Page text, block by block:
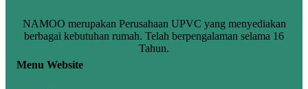
NAMOO merupakan Perusahaan UPVC yang menyediakan
berbagai kebutuhan rumah. Telah berpengalaman selama 16
Tahun.
Menu Website